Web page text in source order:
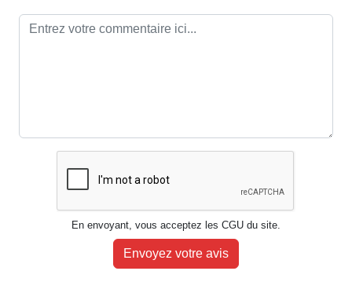
En envoyant, vous acceptez les CGU du site.
Envoyez votre avis